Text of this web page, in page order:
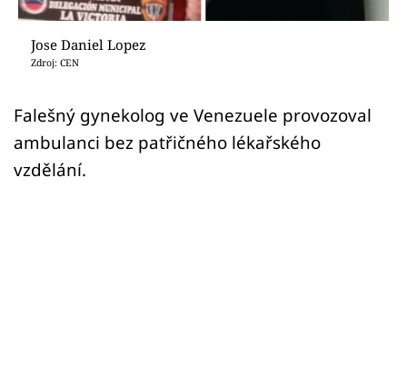
Přihlášení
Sledujte nás
Jose Daniel Lopez
Zdroj: CEN
Falešný gynekolog ve Venezuele provozoval
ambulanci bez patřičného lékařského
vzdělání.